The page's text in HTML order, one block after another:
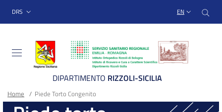
Sito Web Istituto
menu top-bar
DRS EN
DIPARTIMENTO RIZZOLI-SICILIA
Main container
Breadcrumb
Home / Piede Torto Congenito